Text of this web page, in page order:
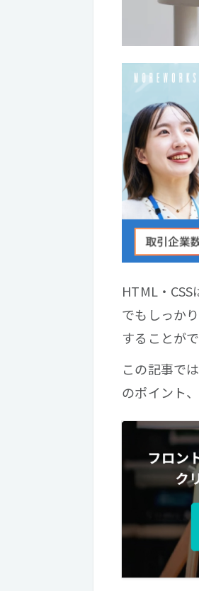
HTML・
でもしっか
することがで
この記事で
のポイント